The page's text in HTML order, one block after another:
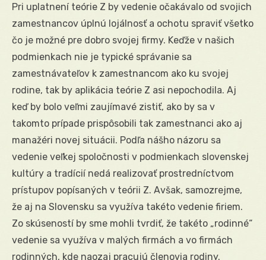
Pri uplatnení teórie Z by vedenie očakávalo od svojich
zamestnancov úplnú lojálnosť a ochotu spraviť všetko
čo je možné pre dobro svojej firmy. Keďže v našich
podmienkach nie je typické správanie sa
zamestnávateľov k zamestnancom ako ku svojej
rodine, tak by aplikácia teórie Z asi nepochodila. Aj
keď by bolo veľmi zaujímavé zistiť, ako by sa v
takomto prípade prispôsobili tak zamestnanci ako aj
manažéri novej situácii. Podľa nášho názoru sa
vedenie veľkej spoločnosti v podmienkach slovenskej
kultúry a tradícií nedá realizovať prostredníctvom
prístupov popísaných v teórii Z. Avšak, samozrejme,
že aj na Slovensku sa využíva takéto vedenie firiem.
Zo skúseností by sme mohli tvrdiť, že takéto „rodinné“
vedenie sa využíva v malých firmách a vo firmách
rodinných, kde naozaj pracujú členovia rodiny.